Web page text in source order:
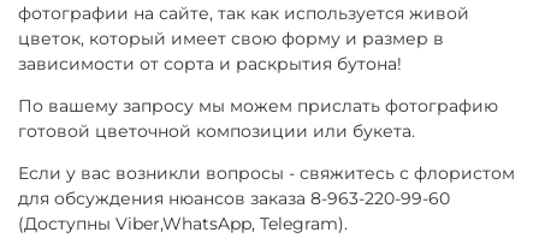
фотографии на сайте, так как используется живой
цветок, который имеет свою форму и размер в
зависимости от сорта и раскрытия бутона!
По вашему запросу мы можем прислать фотографию
готовой цветочной композиции или букета.
Если у вас возникли вопросы - свяжитесь с флористом
для обсуждения нюансов заказа 8-963-220-99-60
(Доступны Viber,WhatsApp, Telegram).